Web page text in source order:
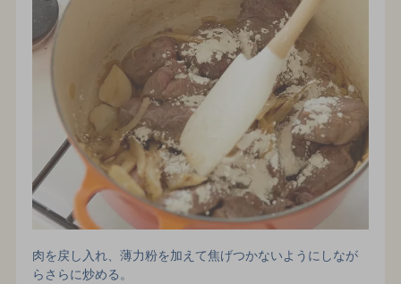
肉を戻し入れ、薄力粉を加えて焦げつかないようにしなが
らさらに炒める。